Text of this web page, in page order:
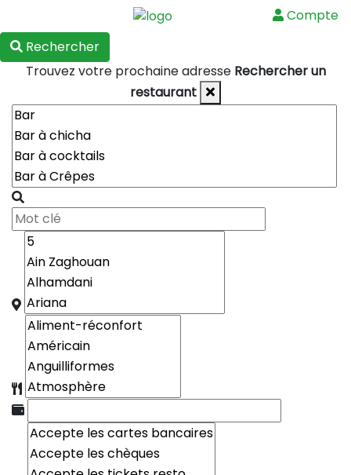
Compte
Rechercher
Trouvez votre prochaine adresse Rechercher un
restaurant